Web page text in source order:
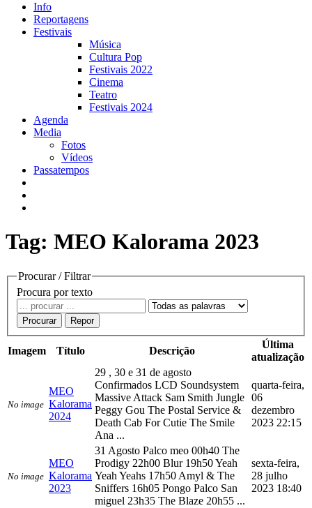
Info
Reportagens
Festivais
Música
Cultura Pop
Festivais 2022
Cinema
Teatro
Festivais 2024
Agenda
Media
Fotos
Vídeos
Passatempos
Tag: MEO Kalorama 2023
Procurar / Filtrar
Procura por texto
Procurar Repor
Imagem Título Descrição
Última
atualização
No image
MEO
Kalorama
2024
29 , 30 e 31 de agosto
Confirmados LCD Soundsystem
Massive Attack Sam Smith Jungle
Peggy Gou The Postal Service &
Death Cab For Cutie The Smile
Ana ...
quarta-feira,
06
dezembro
2023 22:15
No image
MEO
Kalorama
2023
31 Agosto Palco meo 00h40 The
Prodigy 22h00 Blur 19h50 Yeah
Yeah Yeahs 17h50 Amyl & The
Sniffers 16h05 Pongo Palco San
miguel 23h35 The Blaze 20h55 ...
sexta-feira,
28 julho
2023 18:40